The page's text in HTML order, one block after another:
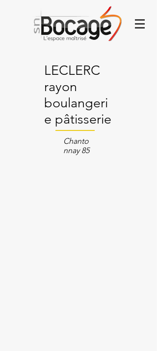
LECLERC
rayon
boulangeri
e pâtisserie
Chanto
nnay 85